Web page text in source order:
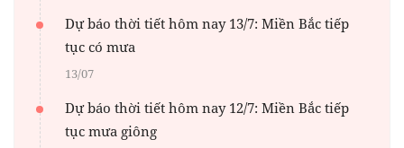
Dự báo thời tiết hôm nay 13/7: Miền Bắc tiếp
tục có mưa
13/07
Dự báo thời tiết hôm nay 12/7: Miền Bắc tiếp
tục mưa giông